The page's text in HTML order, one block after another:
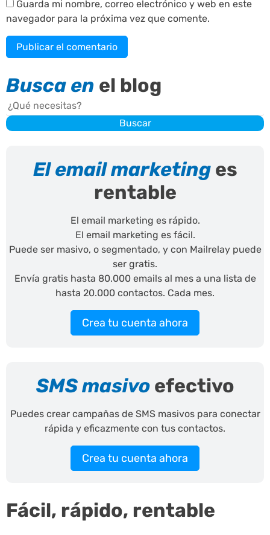
Guarda mi nombre, correo electrónico y web en este
navegador para la próxima vez que comente.
Busca en el blog
Buscar
Buscar
El email marketing es
rentable
El email marketing es rápido.
El email marketing es fácil.
Puede ser masivo, o segmentado, y con Mailrelay puede
ser gratis.
Envía gratis hasta 80.000 emails al mes a una lista de
hasta 20.000 contactos. Cada mes.
Crea tu cuenta ahora
SMS masivoefectivo
Puedes crear campañas de SMS masivos para conectar
rápida y eficazmente con tus contactos.
Crea tu cuenta ahora
Fácil, rápido, rentable